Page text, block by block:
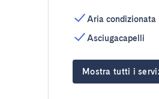
Aria condizionata
Asciugacapelli
Mostra tutti i